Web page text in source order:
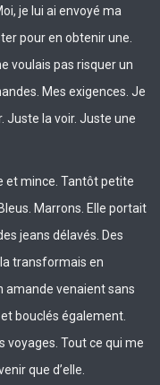
je lui ai envoyé ma
pour en obtenir une.
voulais pas risquer un
Mes exigences. Je
Juste la voir. Juste une
et mince. Tantôt petite
Marrons. Elle portait
jeans délavés. Des
transformais en
amande venaient sans
bouclés également.
voyages. Tout ce qui me
que d’elle.